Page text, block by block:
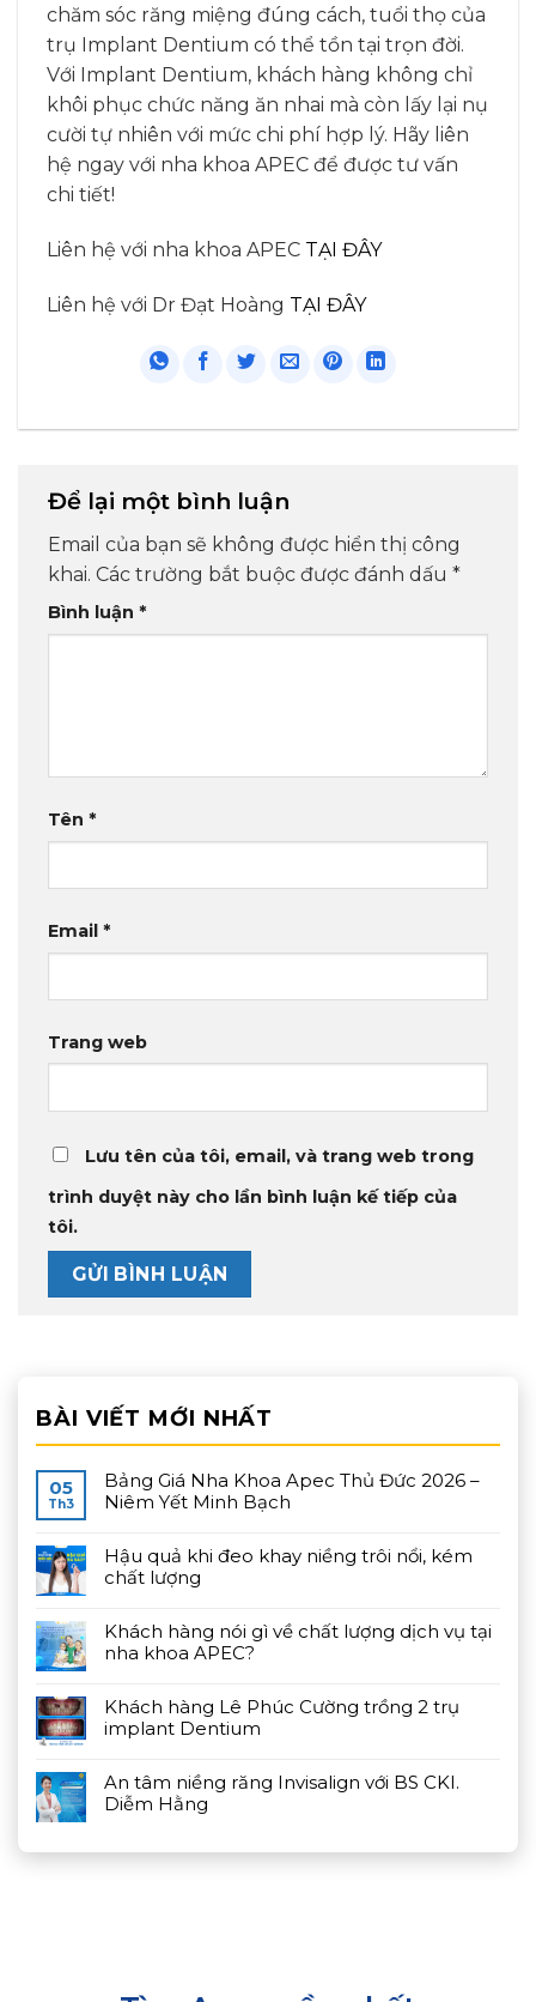
chăm sóc răng miệng đúng cách, tuổi thọ của
trụ Implant Dentium có thể tồn tại trọn đời.
Với Implant Dentium, khách hàng không chỉ
khôi phục chức năng ăn nhai mà còn lấy lại nụ
cười tự nhiên với mức chi phí hợp lý. Hãy liên
hệ ngay với nha khoa APEC để được tư vấn
chi tiết!
Liên hệ với nha khoa APEC TẠI ĐÂY
Liên hệ với Dr Đạt Hoàng TẠI ĐÂY
Để lại một bình luận
Email của bạn sẽ không được hiển thị công
khai. Các trường bắt buộc được đánh dấu *
Bình luận *
Tên *
Email *
Trang web
Lưu tên của tôi, email, và trang web trong
trình duyệt này cho lần bình luận kế tiếp của
tôi.
BÀI VIẾT MỚI NHẤT
05
Th3
Bảng Giá Nha Khoa Apec Thủ Đức 2026 –
Niêm Yết Minh Bạch
Hậu quả khi đeo khay niềng trôi nổi, kém
chất lượng
Khách hàng nói gì về chất lượng dịch vụ tại
nha khoa APEC?
Khách hàng Lê Phúc Cường trồng 2 trụ
implant Dentium
An tâm niềng răng Invisalign với BS CKI.
Diễm Hằng